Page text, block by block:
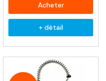
Acheter
+ détail